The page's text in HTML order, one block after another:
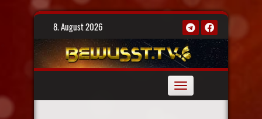
Skip
8. August 2026
Toggle
navigation